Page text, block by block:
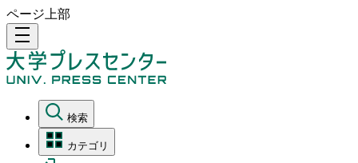
ページ上部
density_medium
検索
カテゴリ